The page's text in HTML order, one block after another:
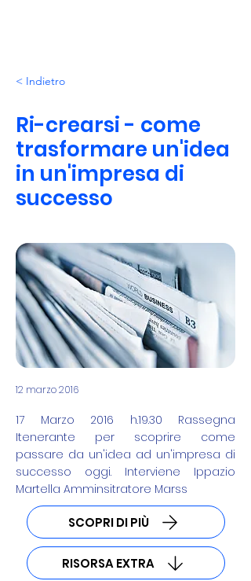
< Indietro
Ri-crearsi - come
trasformare un'idea
in un'impresa di
successo
12 marzo 2016
17 Marzo 2016 h.19.30 Rassegna
Itenerante per scoprire come
passare da un'idea ad un'impresa di
successo oggi. Interviene Ippazio
Martella Amminsitratore Marss
SCOPRI DI PIÙ
RISORSA EXTRA